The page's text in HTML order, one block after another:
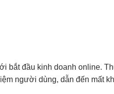
bắt đầu kinh doanh online.
người dùng, dẫn đến mất